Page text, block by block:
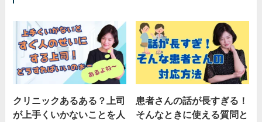
クリニックあるある？上司
が上手くいかないことを人
患者さんの話が長すぎる！
そんなときに使える質問と